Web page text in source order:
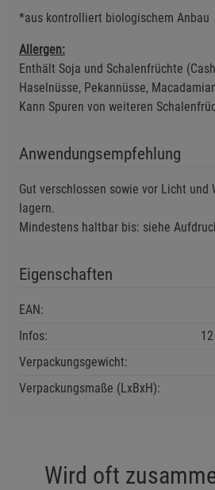
*aus kontrolliert biologischem Anbau
Allergen:
Enthält Soja und Schalenfrüchte
Haselnüsse, Pekannüsse,
Kann Spuren von weiteren
Anwendungsempfehlung
Gut verschlossen sowie vor Licht und
lagern.
Mindestens haltbar bis: siehe
Eigenschaften
EAN:
Infos:
Verpackungsgewicht:
Verpackungsmaße (LxBxH):
Wird oft